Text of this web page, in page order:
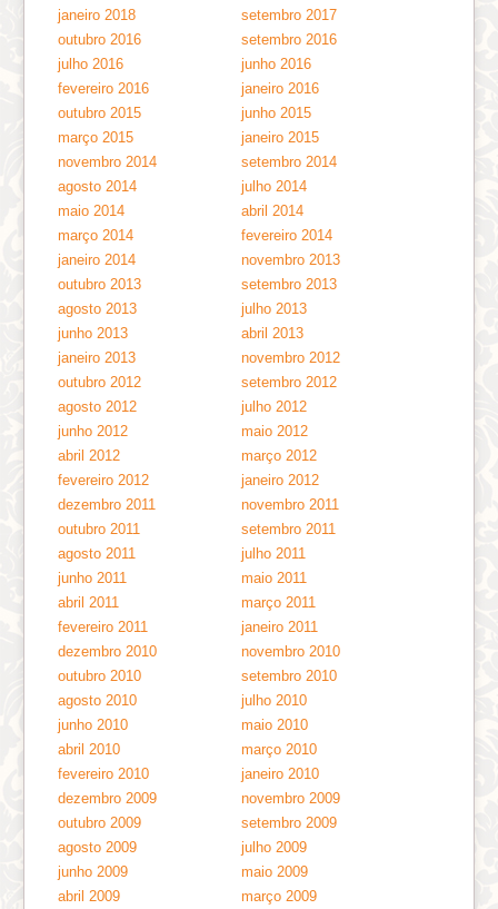
janeiro 2018
setembro 2017
outubro 2016
setembro 2016
julho 2016
junho 2016
fevereiro 2016
janeiro 2016
outubro 2015
junho 2015
março 2015
janeiro 2015
novembro 2014
setembro 2014
agosto 2014
julho 2014
maio 2014
abril 2014
março 2014
fevereiro 2014
janeiro 2014
novembro 2013
outubro 2013
setembro 2013
agosto 2013
julho 2013
junho 2013
abril 2013
janeiro 2013
novembro 2012
outubro 2012
setembro 2012
agosto 2012
julho 2012
junho 2012
maio 2012
abril 2012
março 2012
fevereiro 2012
janeiro 2012
dezembro 2011
novembro 2011
outubro 2011
setembro 2011
agosto 2011
julho 2011
junho 2011
maio 2011
abril 2011
março 2011
fevereiro 2011
janeiro 2011
dezembro 2010
novembro 2010
outubro 2010
setembro 2010
agosto 2010
julho 2010
junho 2010
maio 2010
abril 2010
março 2010
fevereiro 2010
janeiro 2010
dezembro 2009
novembro 2009
outubro 2009
setembro 2009
agosto 2009
julho 2009
junho 2009
maio 2009
abril 2009
março 2009